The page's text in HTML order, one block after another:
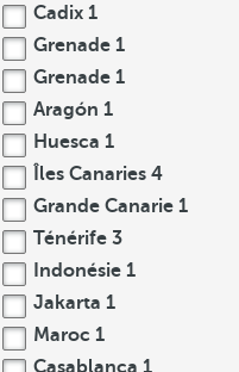
Cadix 1
Grenade 1
Grenade 1
Aragón 1
Huesca 1
Îles Canaries 4
Grande Canarie 1
Ténérife 3
Indonésie 1
Jakarta 1
Maroc 1
Casablanca 1